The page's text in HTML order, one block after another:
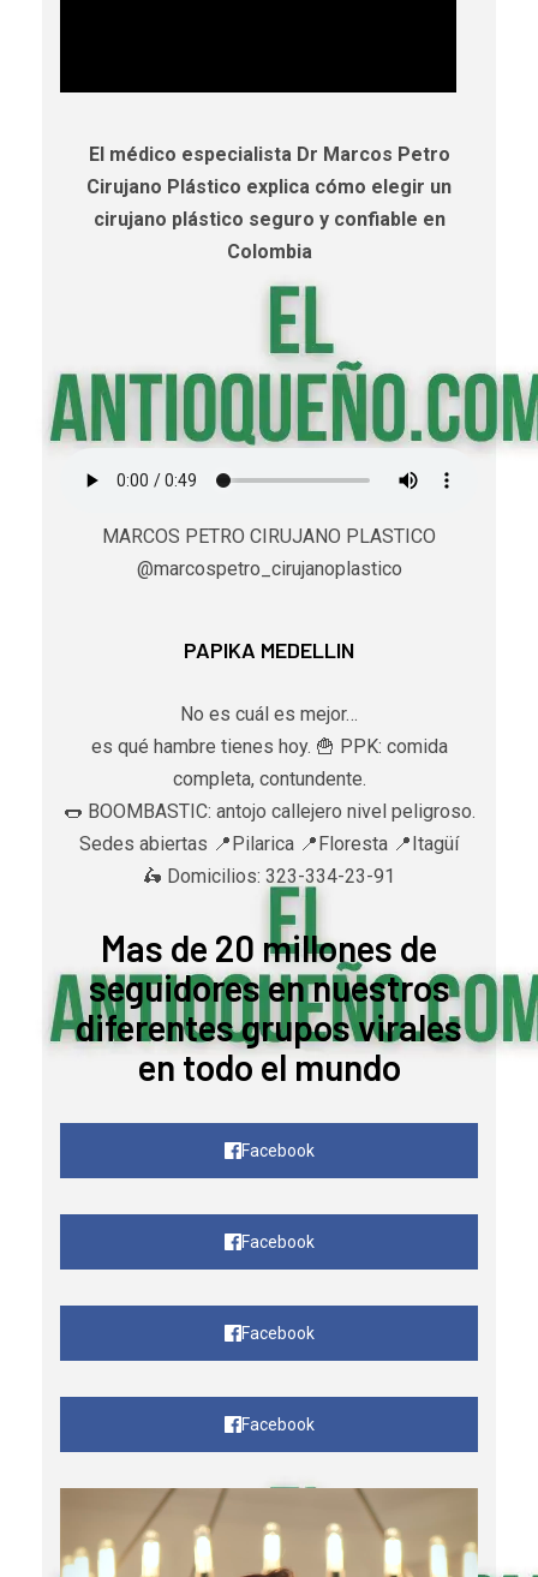
El médico especialista Dr Marcos Petro
Cirujano Plástico explica cómo elegir un
cirujano plástico seguro y confiable en
Colombia
MARCOS PETRO CIRUJANO PLASTICO
@marcospetro_cirujanoplastico
PAPIKA MEDELLIN
No es cuál es mejor…
es qué hambre tienes hoy. 🍟 PPK: comida
completa, contundente.
🌭 BOOMBASTIC: antojo callejero nivel peligroso.
Sedes abiertas 📍Pilarica 📍Floresta 📍Itagüí
🛵 Domicilios: 323-334-23-91
Mas de 20 millones de
seguidores en nuestros
diferentes grupos virales
en todo el mundo
Facebook
Facebook
Facebook
Facebook